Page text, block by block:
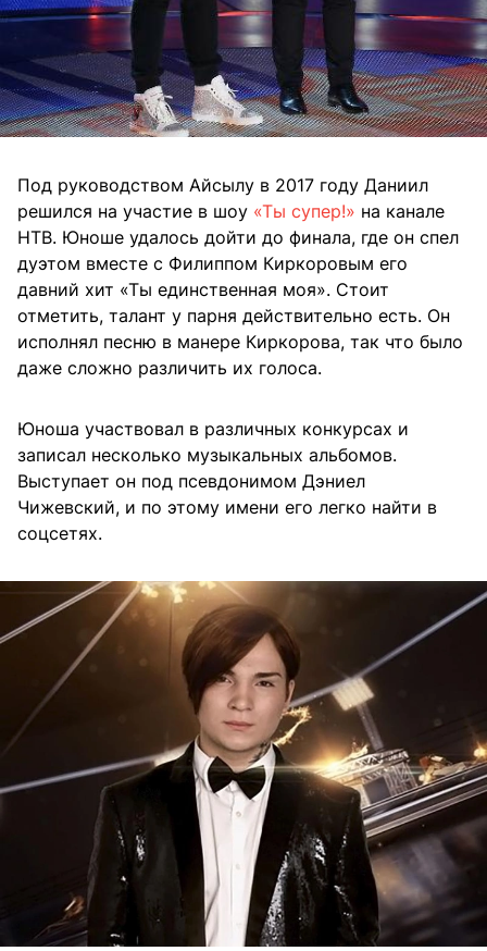
Под руководством Айсылу в 2017 году Даниил
решился на участие в шоу «Ты супер!» на канале
НТВ. Юноше удалось дойти до финала, где он спел
дуэтом вместе с Филиппом Киркоровым его
давний хит «Ты единственная моя». Стоит
отметить, талант у парня действительно есть. Он
исполнял песню в манере Киркорова, так что было
даже сложно различить их голоса.
Юноша участвовал в различных конкурсах и
записал несколько музыкальных альбомов.
Выступает он под псевдонимом Дэниел
Чижевский, и по этому имени его легко найти в
соцсетях.